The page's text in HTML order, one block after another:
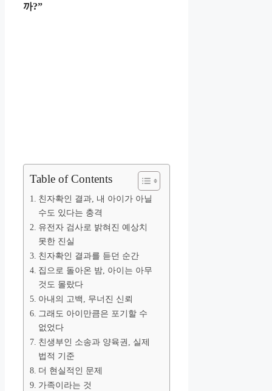
까?”
Table of Contents
친자확인 결과, 내 아이가 아닐
수도 있다는 충격
유전자 검사로 밝혀진 예상치
못한 진실
친자확인 결과를 듣던 순간
집으로 돌아온 밤, 아이는 아무
것도 몰랐다
아내의 고백, 무너진 신뢰
그래도 아이만큼은 포기할 수
없었다
친생부인 소송과 양육권, 실제
법적 기준
더 현실적인 문제
가족이라는 것